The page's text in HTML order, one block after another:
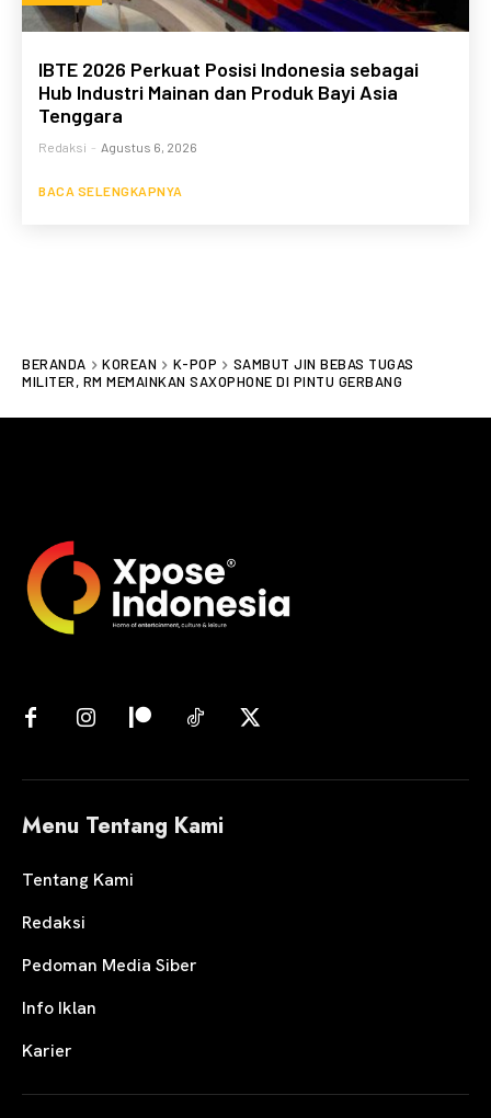
IBTE 2026 Perkuat Posisi Indonesia sebagai
Hub Industri Mainan dan Produk Bayi Asia
Tenggara
Redaksi - Agustus 6, 2026
BACA SELENGKAPNYA
BERANDA KOREAN K-POP
SAMBUT JIN BEBAS TUGAS
MILITER, RM MEMAINKAN SAXOPHONE DI PINTU GERBANG
Menu Tentang Kami
Tentang Kami
Redaksi
Pedoman Media Siber
Info Iklan
Karier